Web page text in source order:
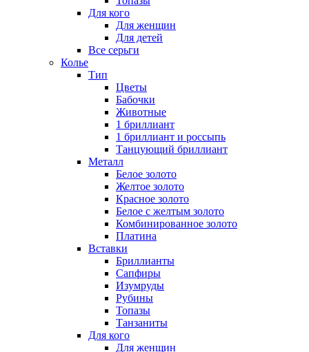
Для кого
Для женщин
Для детей
Все серьги
Колье
Тип
Цветы
Бабочки
Животные
1 бриллиант
1 бриллиант и россыпь
Танцующий бриллиант
Металл
Белое золото
Желтое золото
Красное золото
Белое с желтым золото
Комбинированное золото
Платина
Вставки
Бриллианты
Сапфиры
Изумруды
Рубины
Топазы
Танзаниты
Для кого
Для женщин